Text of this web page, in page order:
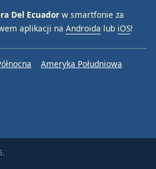
Del Ecuador w smartfonie za
aplikacji na Androida lub iOS!
Ameryka Południowa